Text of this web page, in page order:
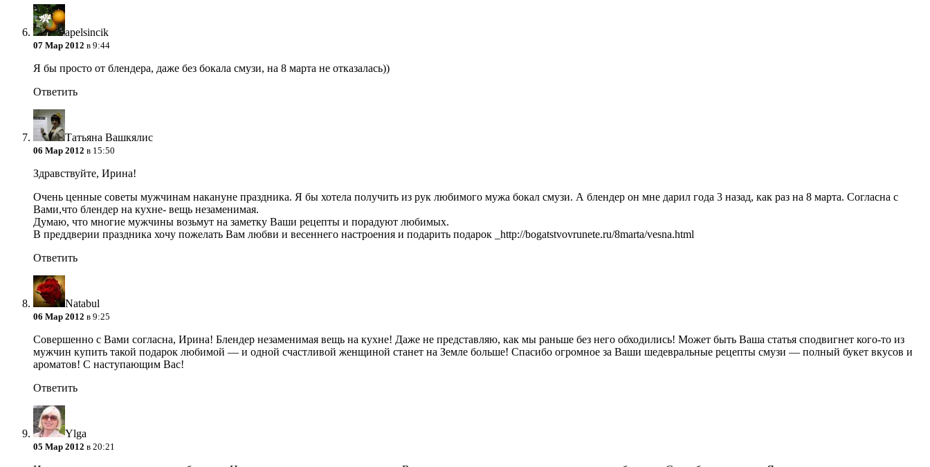
apelsincik
07 Мар 2012 в 9:44
Я бы просто от блендера, даже без бокала смузи, на 8 марта не отказалась))
Ответить
Татьяна Вашкялис
06 Мар 2012 в 15:50
Здравствуйте, Ирина!
Очень ценные советы мужчинам накануне праздника. Я бы хотела получить из рук любимого мужа бокал смузи. А блендер он мне дарил года 3 назад, как раз на 8 марта. Согласна с
Вами,что блендер на кухне- вещь незаменимая.
Думаю, что многие мужчины возьмут на заметку Ваши рецепты и порадуют любимых.
В преддверии праздника хочу пожелать Вам любви и весеннего настроения и подарить подарок _http://bogatstvovrunete.ru/8marta/vesna.html
Ответить
Natabul
06 Мар 2012 в 9:25
Совершенно с Вами согласна, Ирина! Блендер незаменимая вещь на кухне! Даже не представляю, как мы раньше без него обходились! Может быть Ваша статья сподвигнет кого-то из
мужчин купить такой подарок любимой — и одной счастливой женщиной станет на Земле больше! Спасибо огромное за Ваши шедевральные рецепты смузи — полный букет вкусов и
ароматов! С наступающим Вас!
Ответить
Ylga
05 Мар 2012 в 20:21